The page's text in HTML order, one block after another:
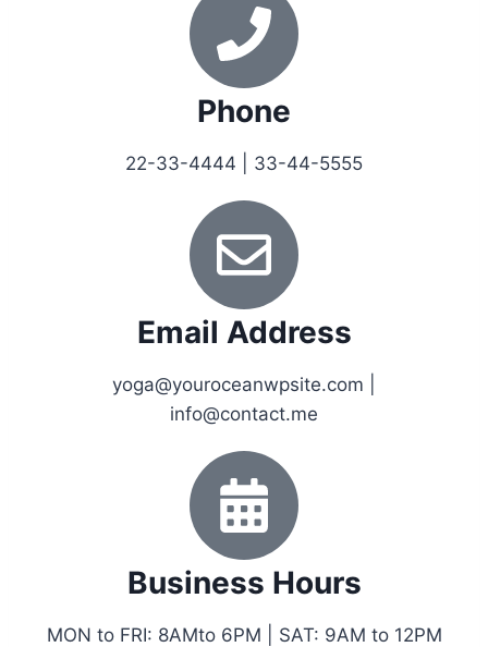
Phone
22-33-4444 | 33-44-5555
Email Address
yoga@youroceanwpsite.com |
info@contact.me
Business Hours
MON to FRI: 8AMto 6PM | SAT: 9AM to 12PM